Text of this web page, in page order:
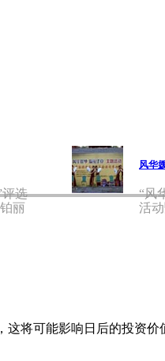
评选
丽
风华
“风
活
将可能影响日后的投资价